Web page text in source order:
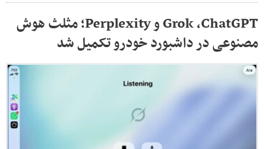
Grok ،ChatGPT و Perplexity؛ مثلث هوش
مصنوعی در داشبورد خودرو تکمیل شد